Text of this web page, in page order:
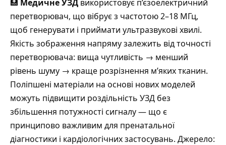
🏥 Медичне УЗД використовує п’єзоелектричний
перетворювач, що вібрує з частотою 2–18 МГц,
щоб генерувати і приймати ультразвукові хвилі.
Якість зображення напряму залежить від точності
перетворювача: вища чутливість → менший
рівень шуму → краще розрізнення м’яких тканин.
Поліпшені матеріали на основі нових моделей
можуть підвищити роздільність УЗД без
збільшення потужності сигналу — що є
принципово важливим для пренатальної
діагностики і кардіологічних застосувань. Джерело: